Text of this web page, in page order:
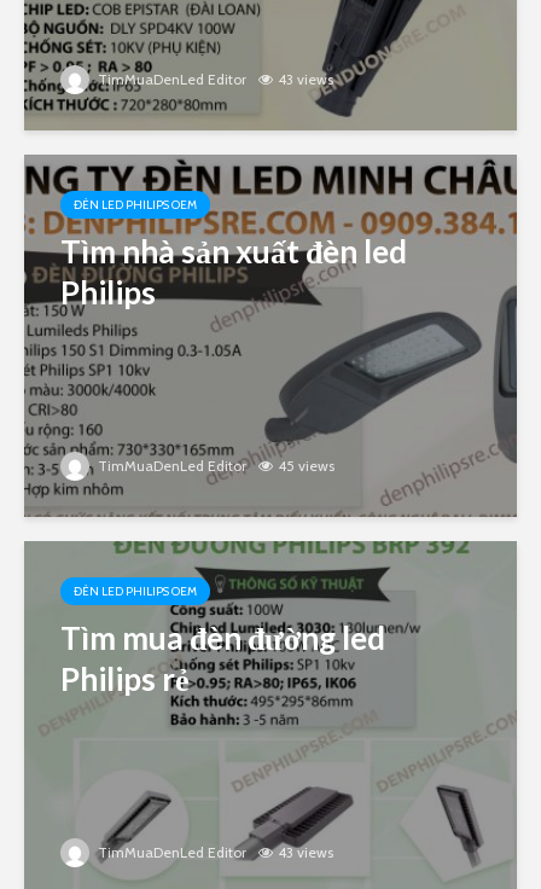
TimMuaDenLed Editor 43 views
ĐÈN LED PHILIPS OEM
Tìm nhà sản xuất đèn led
Philips
TimMuaDenLed Editor 45 views
ĐÈN LED PHILIPS OEM
Tìm mua đèn đường led
Philips rẻ
TimMuaDenLed Editor 43 views